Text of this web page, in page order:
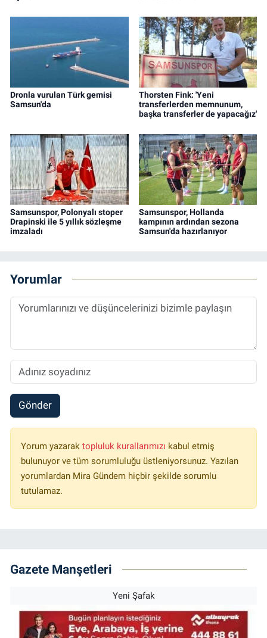
Dronla vurulan Türk gemisi
Samsun'da
Thorsten Fink: 'Yeni
transferlerden memnunum,
başka transferler de yapacağız'
Samsunspor, Polonyalı stoper
Drapinski ile 5 yıllık sözleşme
imzaladı
Samsunspor, Hollanda
kampının ardından sezona
Samsun'da hazırlanıyor
Yorumlar
Gönder
Yorum yazarak topluluk kurallarımızı kabul etmiş
bulunuyor ve tüm sorumluluğu üstleniyorsunuz. Yazılan
yorumlardan Mira Gündem hiçbir şekilde sorumlu
tutulamaz.
Gazete Manşetleri
Yeni Şafak